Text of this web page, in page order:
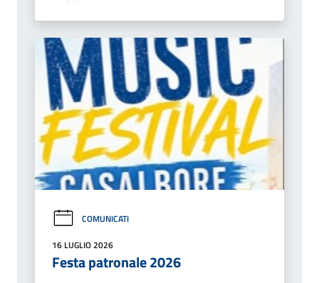
COMUNICATI
16 LUGLIO 2026
Festa patronale 2026